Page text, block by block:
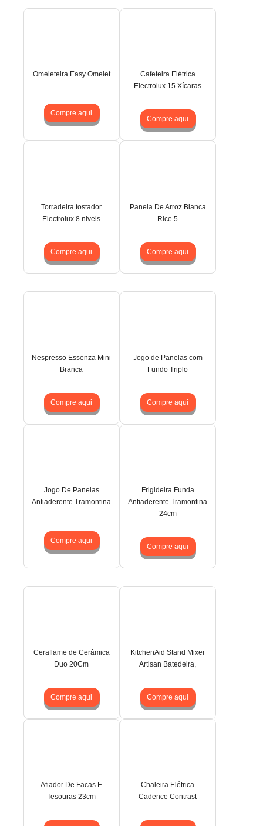
Omeleteira Easy Omelet
Compre aqui
Cafeteira Elétrica
Electrolux 15 Xícaras
Compre aqui
Torradeira tostador
Electrolux 8 niveis
Compre aqui
Panela De Arroz Bianca
Rice 5
Compre aqui
Nespresso Essenza Mini
Branca
Compre aqui
Jogo de Panelas com
Fundo Triplo
Compre aqui
Jogo De Panelas
Antiaderente Tramontina
Compre aqui
Frigideira Funda
Antiaderente Tramontina
24cm
Compre aqui
Ceraflame de Cerâmica
Duo 20Cm
Compre aqui
KitchenAid Stand Mixer
Artisan Batedeira,
Compre aqui
Afiador De Facas E
Tesouras 23cm
Chaleira Elétrica
Cadence Contrast